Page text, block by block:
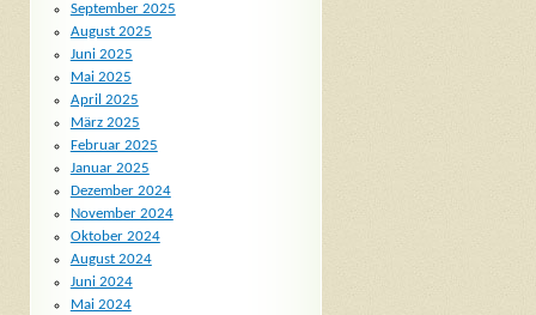
September 2025
August 2025
Juni 2025
Mai 2025
April 2025
März 2025
Februar 2025
Januar 2025
Dezember 2024
November 2024
Oktober 2024
August 2024
Juni 2024
Mai 2024